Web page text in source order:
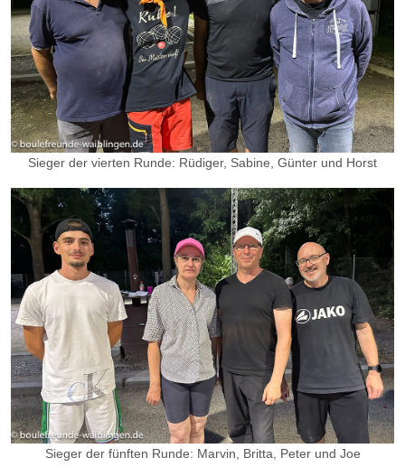
Sieger der vierten Runde: Rüdiger, Sabine, Günter und Horst
Sieger der fünften Runde: Marvin, Britta, Peter und Joe